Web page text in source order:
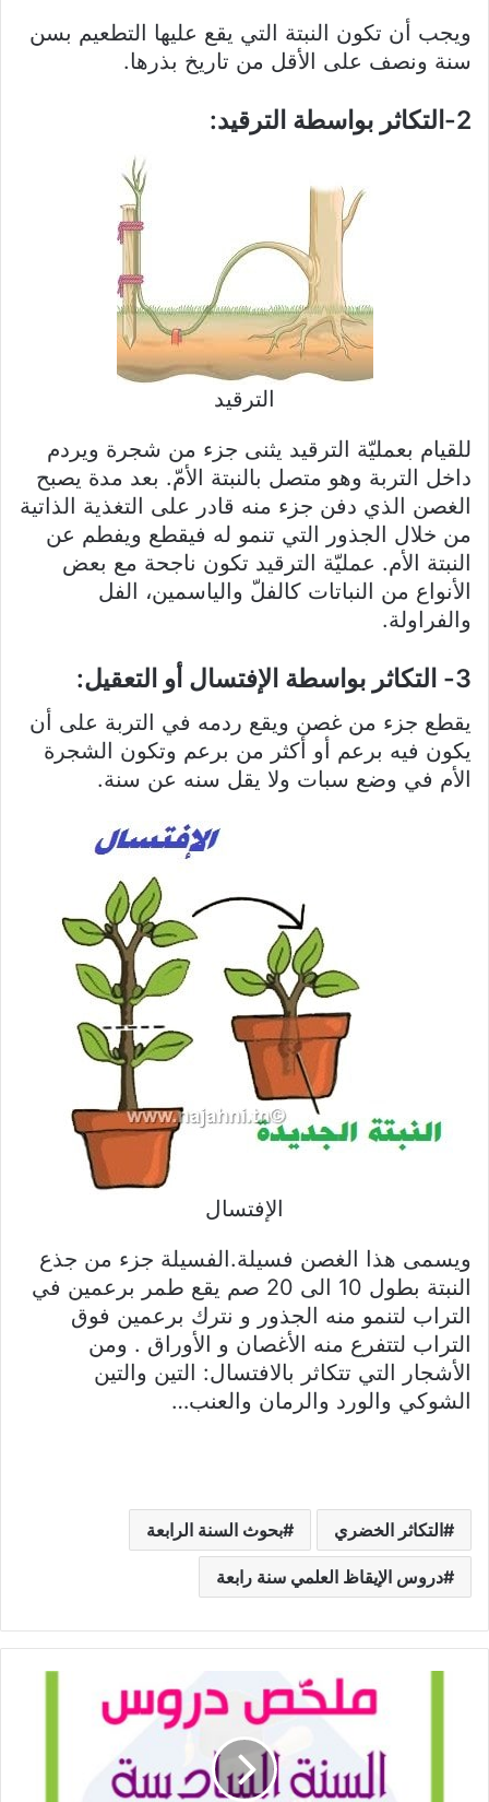
ويجب أن تكون النبتة التي يقع عليها التطعيم بسن
سنة ونصف على الأقل من تاريخ بذرها.
2-التكاثر بواسطة الترقيد:
الترقيد
للقيام بعمليّة الترقيد يثنى جزء من شجرة ويردم
داخل التربة وهو متصل بالنبتة الأمّ. بعد مدة يصبح
الغصن الذي دفن جزء منه قادر على التغذية الذاتية
من خلال الجذور التي تنمو له فيقطع ويفطم عن
النبتة الأم. عمليّة الترقيد تكون ناجحة مع بعض
الأنواع من النباتات كالفلّ والياسمين، الفل
والفراولة.
3- التكاثر بواسطة الإفتسال أو التعقيل:
يقطع جزء من غصن ويقع ردمه في التربة على أن
يكون فيه برعم أو أكثر من برعم وتكون الشجرة
الأم في وضع سبات ولا يقل سنه عن سنة.
الإفتسال
ويسمى هذا الغصن فسيلة.الفسيلة جزء من جذع
النبتة بطول 10 الى 20 صم يقع طمر برعمين في
التراب لتنمو منه الجذور و نترك برعمين فوق
التراب لتتفرع منه الأغصان و الأوراق . ومن
الأشجار التي تتكاثر بالافتسال: التين والتين
الشوكي والورد والرمان والعنب…
التكاثر الخضري بحوث السنة الرابعة
دروس الإيقاظ العلمي سنة رابعة